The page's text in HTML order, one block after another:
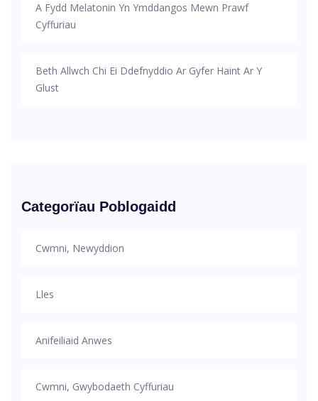
A Fydd Melatonin Yn Ymddangos Mewn Prawf
Cyffuriau
Beth Allwch Chi Ei Ddefnyddio Ar Gyfer Haint Ar Y
Glust
Categorïau Poblogaidd
Cwmni, Newyddion
Lles
Anifeiliaid Anwes
Cwmni, Gwybodaeth Cyffuriau